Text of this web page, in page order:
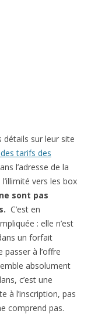
détails sur leur site
tarifs des
l’adresse de la
vers les box
sont pas
C’est en
: elle n’est
un forfait
à l’offre
absolument
c’est une
à l’inscription, pas
comprend pas.